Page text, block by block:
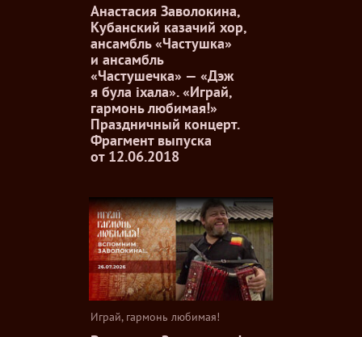
Анастасия Заволокина,
Кубанский казачий хор,
ансамбль «Частушка»
и ансамбль
«Частушечка» — «Дэж
я була iхала». «Играй,
гармонь любимая!»
Праздничный концерт.
Фрагмент выпуска
от 12.06.2018
Играй, гармонь любимая!